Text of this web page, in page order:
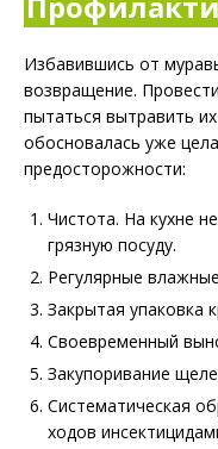
Избавившись от
возвращение.
пытаться вытравить
обосновалась уже
предосторожности:
Чистота. На кухне
грязную посуду.
Регулярные
Закрытая упаковка
Своевременный
Закупоривание
Систематическая
ходов